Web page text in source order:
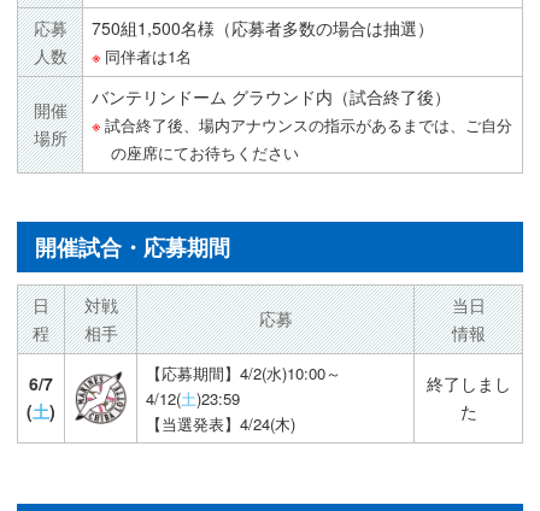
応募
人数
750組1,500名様（応募者多数の場合は抽選）
同伴者は1名
開催
場所
バンテリンドーム グラウンド内（試合終了後）
試合終了後、場内アナウンスの指示があるまでは、ご自分
の座席にてお待ちください
開催試合・応募期間
日
程
対戦
相手
応募
当日
情報
6/7
(土)
【応募期間】4/2(水)10:00～
4/12(土)23:59
【当選発表】4/24(木)
終了しまし
た